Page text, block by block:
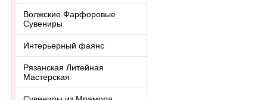
Волжские Фарфоровые
Сувениры
Интерьерный фаянс
Рязанская Литейная
Мастерская